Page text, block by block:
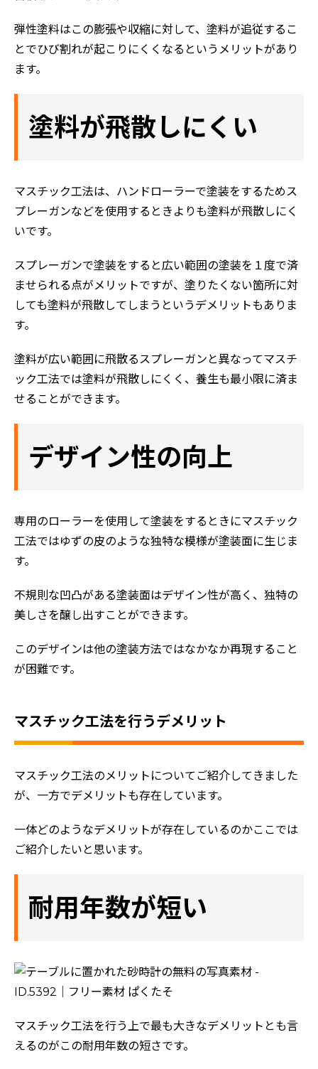
弾性塗料はこの膨張や収縮に対して、塗料が追従するこ
とでひび割れが起こりにくくなるというメリットがあり
ます。
塗料が飛散しにくい
マスチック工法は、ハンドローラーで塗装をするためス
プレーガンなどを使用するときよりも塗料が飛散しにく
いです。
スプレーガンで塗装をすると広い範囲の塗装を１度で済
ませられる点がメリットですが、塗りたくない箇所に対
しても塗料が飛散してしまうというデメリットもありま
す。
塗料が広い範囲に飛散るスプレーガンと異なってマスチ
ック工法では塗料が飛散しにくく、養生も最小限に済ま
せることができます。
デザイン性の向上
専用のローラーを使用して塗装をするときにマスチック
工法ではゆずの皮のような独特な模様が塗装面に生じま
す。
不規則な凹凸がある塗装面はデザイン性が高く、独特の
美しさを醸し出すことができます。
このデザインは他の塗装方法ではなかなか再現すること
が困難です。
マスチック工法を行うデメリット
マスチック工法のメリットについてご紹介してきました
が、一方でデメリットも存在しています。
一体どのようなデメリットが存在しているのかここでは
ご紹介したいと思います。
耐用年数が短い
マスチック工法を行う上で最も大きなデメリットとも言
えるのがこの耐用年数の短さです。